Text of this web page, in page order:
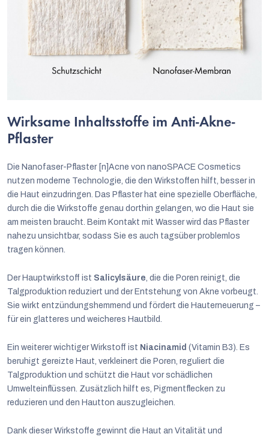
Wirksame Inhaltsstoffe im Anti-Akne-
Pflaster
Die Nanofaser-Pflaster [n]Acne von nanoSPACE Cosmetics
nutzen moderne Technologie, die den Wirkstoffen hilft, besser in
die Haut einzudringen. Das Pflaster hat eine spezielle Oberfläche,
durch die die Wirkstoffe genau dorthin gelangen, wo die Haut sie
am meisten braucht. Beim Kontakt mit Wasser wird das Pflaster
nahezu unsichtbar, sodass Sie es auch tagsüber problemlos
tragen können.
Der Hauptwirkstoff ist Salicylsäure , die die Poren reinigt, die
Talgproduktion reduziert und der Entstehung von Akne vorbeugt.
Sie wirkt entzündungshemmend und fördert die Hauterneuerung –
für ein glatteres und weicheres Hautbild.
Ein weiterer wichtiger Wirkstoff ist Niacinamid (Vitamin B3). Es
beruhigt gereizte Haut, verkleinert die Poren, reguliert die
Talgproduktion und schützt die Haut vor schädlichen
Umwelteinflüssen. Zusätzlich hilft es, Pigmentflecken zu
reduzieren und den Hautton auszugleichen.
Dank dieser Wirkstoffe gewinnt die Haut an Vitalität und